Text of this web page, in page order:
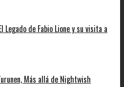
Legado de Fabio Lione y su visita a
Más allá de Nightwish